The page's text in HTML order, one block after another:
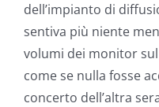
dell’impianto di
sentiva più niente
volumi dei monitor
come se nulla fosse
concerto dell’altra